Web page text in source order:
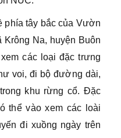
phía tây bắc của Vườn
Na, huyện Buôn
các loại đặc trưng
voi, đi bộ đường dài,
khu rừng cổ. Đặc
thể vào xem các loài
đi xuồng ngày trên